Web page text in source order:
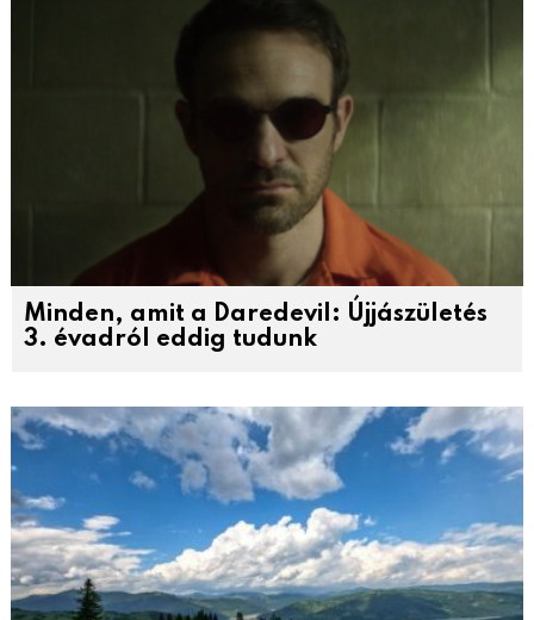
Minden, amit a Daredevil: Újjászületés
3. évadról eddig tudunk